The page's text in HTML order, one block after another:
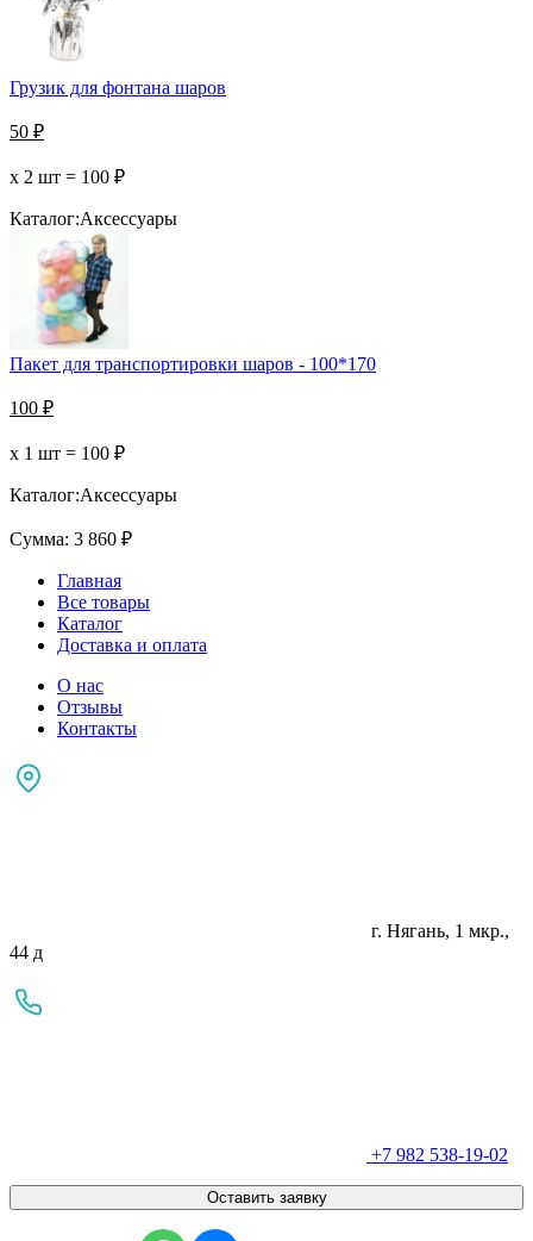
Грузик для фонтана шаров
50 ₽
х 2 шт = 100 ₽
Каталог:Аксессуары
Пакет для транспортировки шаров - 100*170
100 ₽
х 1 шт = 100 ₽
Каталог:Аксессуары
Сумма: 3 860 ₽
Главная
Все товары
Каталог
Доставка и оплата
О нас
Отзывы
Контакты
г. Нягань, 1 мкр.,
44 д
+7 982 538-19-02
Оставить заявку